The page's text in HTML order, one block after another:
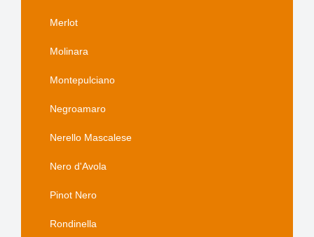
Merlot
Molinara
Montepulciano
Negroamaro
Nerello Mascalese
Nero d'Avola
Pinot Nero
Rondinella